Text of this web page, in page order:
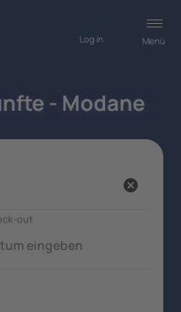
Menü
Log in
- Modane